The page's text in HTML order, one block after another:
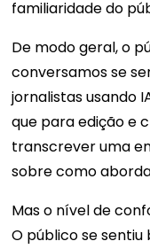
familiaridade do
De modo geral, o
conversamos se
jornalistas usando
que para edição e
transcrever uma
sobre como
Mas o nível de
O público se